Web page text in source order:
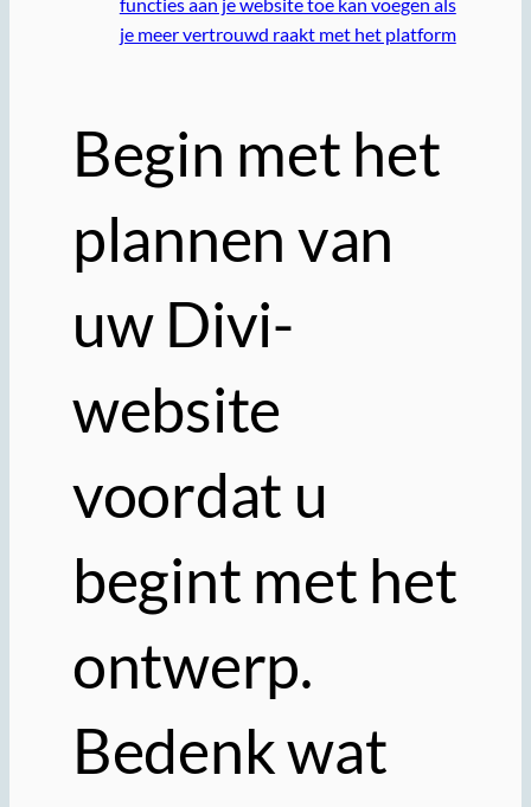
je meer vertrouwd raakt met het platform
Begin met het
plannen van
uw Divi-
website
voordat u
begint met het
ontwerp.
Bedenk wat